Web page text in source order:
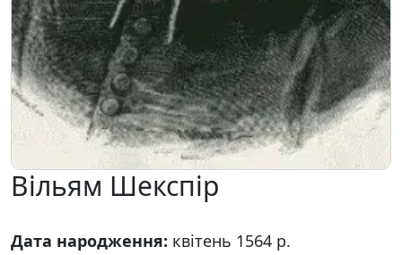
Вільям Шекспір
Дата народження: квітень 1564 р.